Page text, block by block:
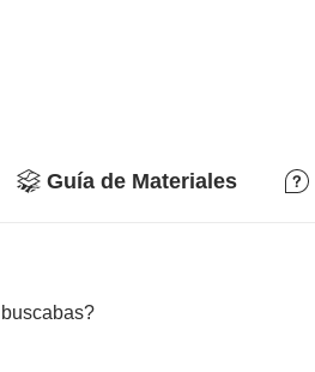
Guía de Materiales